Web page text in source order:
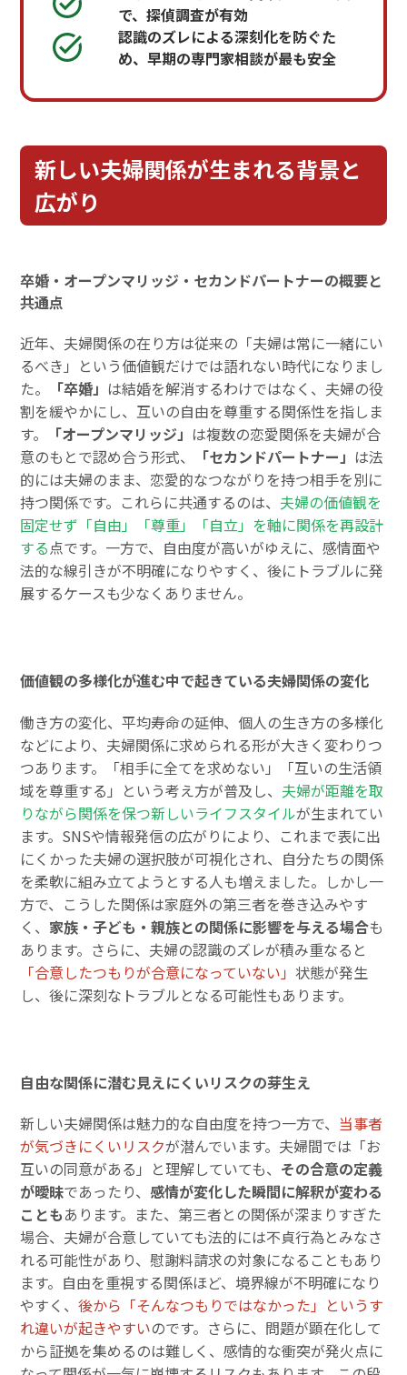
で、探偵調査が有効
認識のズレによる深刻化を防ぐた
め、早期の専門家相談が最も安全
新しい夫婦関係が生まれる背景と
広がり
卒婚・オープンマリッジ・セカンドパートナーの概要と
共通点
近年、夫婦関係の在り方は従来の「夫婦は常に一緒にい
るべき」という価値観だけでは語れない時代になりまし
た。
「卒婚」 は結婚を解消するわけではなく、夫婦の役
割を緩やかにし、互いの自由を尊重する関係性を指しま
す。
「オープンマリッジ」 は複数の恋愛関係を夫婦が合
意のもとで認め合う形式、
「セカンドパートナー」 は法
的には夫婦のまま、恋愛的なつながりを持つ相手を別に
持つ関係です。これらに共通するのは、 夫婦の価値観を
固定せず「自由」「尊重」「自立」を軸に関係を再設計
する点です。一方で、自由度が高いがゆえに、感情面や
法的な線引きが不明確になりやすく、後にトラブルに発
展するケースも少なくありません。
価値観の多様化が進む中で起きている夫婦関係の変化
働き方の変化、平均寿命の延伸、個人の生き方の多様化
などにより、夫婦関係に求められる形が大きく変わりつ
つあります。「相手に全てを求めない」「互いの生活領
域を尊重する」という考え方が普及し、 夫婦が距離を取
りながら関係を保つ新しいライフスタイルが生まれてい
ます。SNSや情報発信の広がりにより、これまで表に出
にくかった夫婦の選択肢が可視化され、自分たちの関係
を柔軟に組み立てようとする人も増えました。しかし一
方で、こうした関係は家庭外の第三者を巻き込みやす
く、 家族・子ども・親族との関係に影響を与える場合も
あります。さらに、夫婦の認識のズレが積み重なると
「合意したつもりが合意になっていない」状態が発生
し、後に深刻なトラブルとなる可能性もあります。
自由な関係に潜む見えにくいリスクの芽生え
新しい夫婦関係は魅力的な自由度を持つ一方で、 当事者
が気づきにくいリスクが潜んでいます。夫婦間では「お
互いの同意がある」と理解していても、 その合意の定義
が曖昧であったり、 感情が変化した瞬間に解釈が変わる
こともあります。また、第三者との関係が深まりすぎた
場合、夫婦が合意していても法的には不貞行為とみなさ
れる可能性があり、慰謝料請求の対象になることもあり
ます。自由を重視する関係ほど、境界線が不明確になり
やすく、後から「そんなつもりではなかった」というす
れ違いが起きやすいのです。さらに、問題が顕在化して
から証拠を集めるのは難しく、感情的な衝突が発火点に